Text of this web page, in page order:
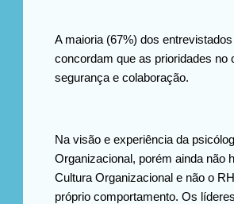
A maioria (67%) dos
concordam que as prioridades no
segurança e colaboração.
Na visão e experiência da
Organizacional, porém ainda não
Cultura Organizacional e não o
próprio comportamento. Os